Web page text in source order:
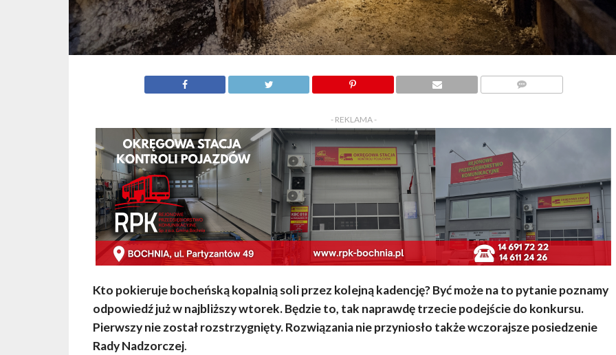
- REKLAMA -
Kto pokieruje bocheńską kopalnią soli przez kolejną kadencję? Być może na to pytanie poznamy
odpowiedź już w najbliższy wtorek. Będzie to, tak naprawdę trzecie podejście do konkursu.
Pierwszy nie został rozstrzygnięty. Rozwiązania nie przyniosło także wczorajsze posiedzenie
Rady Nadzorczej.